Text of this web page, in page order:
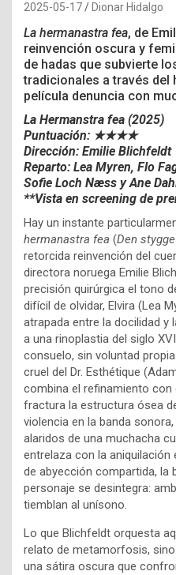
2025-05-17 Dionar Hidalgo
La hermanastra fea, de
reinvención oscura y
de hadas que subvierte
tradicionales a través del
película denuncia con
La Hermanstra fea (2025)
Puntuación: ★★★★
Dirección: Emilie Blichfeldt
Reparto: Lea Myren, Flo
Sofie Loch Næss y Ane
**Vista en screening de
Hay un instante
hermanastra fea (Den
retorcida reinvención del
directora noruega Emilie
precisión quirúrgica el tono
difícil de olvidar, Elvira (Lea
atrapada entre la docilidad y
a una rinoplastia del siglo
consuelo, sin voluntad
cruel del Dr. Esthétique
combina el refinamiento con
fractura la estructura ósea
violencia en la banda
alaridos de una muchacha
entrelaza con la
de abyección compartida, la
personaje se desintegra:
tiemblan al unísono.
Lo que Blichfeldt orquesta
relato de metamorfosis,
una sátira oscura que